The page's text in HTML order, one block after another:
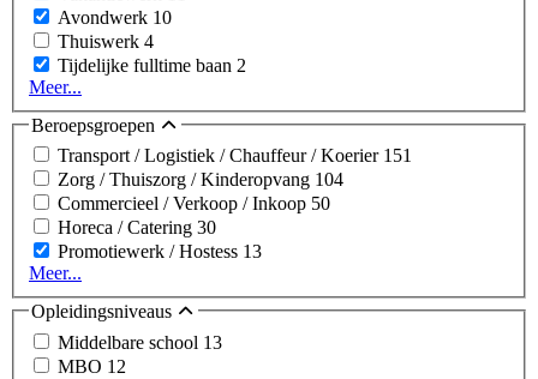
Avondwerk 10
Thuiswerk 4
Tijdelijke fulltime baan 2
Meer...
Beroepsgroepen
Transport / Logistiek / Chauffeur / Koerier 151
Zorg / Thuiszorg / Kinderopvang 104
Commercieel / Verkoop / Inkoop 50
Horeca / Catering 30
Promotiewerk / Hostess 13
Meer...
Opleidingsniveaus
Middelbare school 13
MBO 12